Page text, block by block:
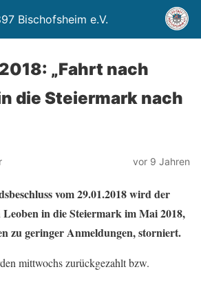
Bischofsheim e.V.
„Fahrt nach
die Steiermark nach
vor 9 Jahren
vom 29.01.2018 wird der
in die Steiermark im Mai 2018,
zu geringer Anmeldungen, storniert.
mittwochs zurückgezahlt bzw.